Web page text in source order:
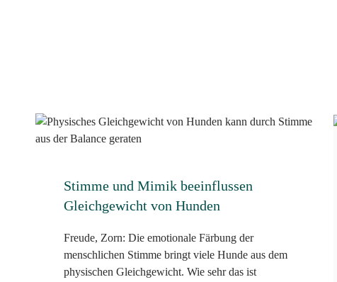
Stimme und Mimik beeinflussen
Gleichgewicht von Hunden
Freude, Zorn: Die emotionale Färbung der
menschlichen Stimme bringt viele Hunde aus dem
physischen Gleichgewicht. Wie sehr das ist